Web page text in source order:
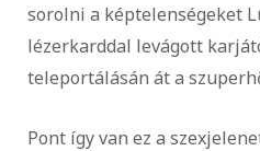
sorolni a képtelenségeket
lézerkarddal levágott
teleportálásán át a
Pont így van ez a